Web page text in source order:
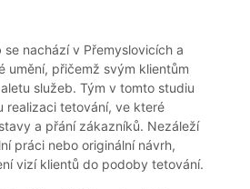
se nachází v Přemyslovicích a
umění, přičemž svým klientům
služeb. Tým v tomto studiu
realizaci tetování, ve které
a přání zákazníků. Nezáleží
práci nebo originální návrh,
vizí klientů do podoby tetování.